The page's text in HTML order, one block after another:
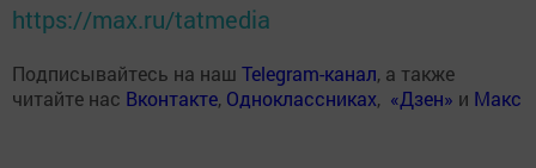
https://max.ru/tatmedia
Подписывайтесь на наш Telegram-канал, а также
читайте нас Вконтакте, Одноклассниках, «Дзен» и Макс